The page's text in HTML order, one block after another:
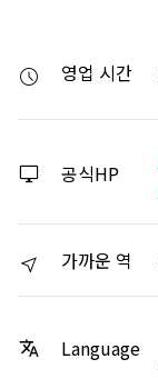
영업 시간
공식HP
가까운 역
Language